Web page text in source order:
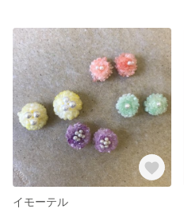
イモーテル